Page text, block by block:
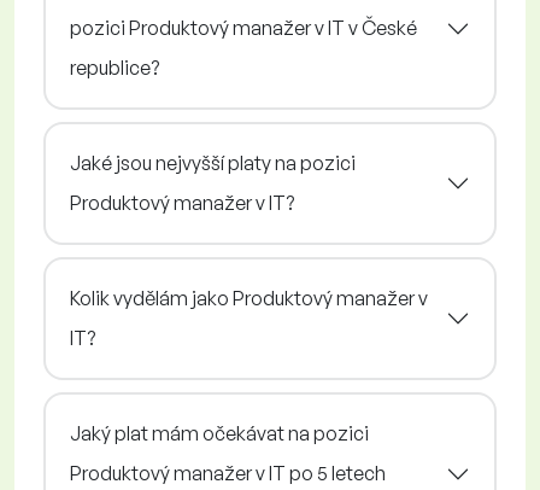
pozici Produktový manažer v IT v České
republice?
Jaké jsou nejvyšší platy na pozici
Produktový manažer v IT?
Kolik vydělám jako Produktový manažer v
IT?
Jaký plat mám očekávat na pozici
Produktový manažer v IT po 5 letech